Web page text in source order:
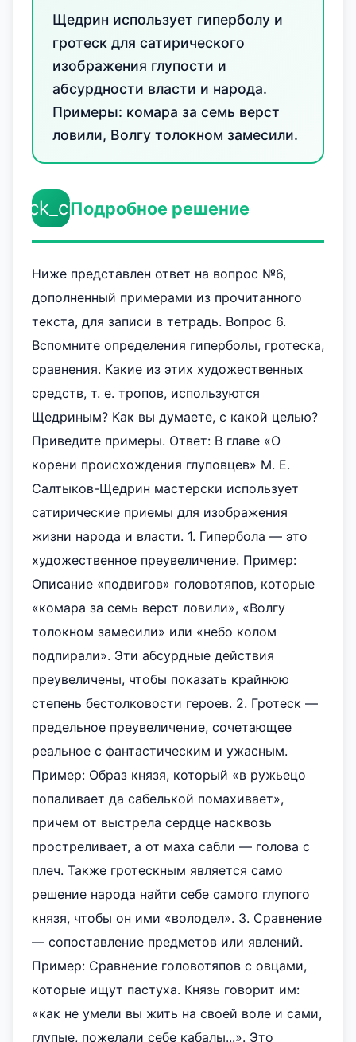
Щедрин использует гиперболу и
гротеск для сатирического
изображения глупости и
абсурдности власти и народа.
Примеры: комара за семь верст
ловили, Волгу толокном замесили.
Подробное решение
Ниже представлен ответ на вопрос №6,
дополненный примерами из прочитанного
текста, для записи в тетрадь. Вопрос 6.
Вспомните определения гиперболы, гротеска,
сравнения. Какие из этих художественных
средств, т. е. тропов, используются
Щедриным? Как вы думаете, с какой целью?
Приведите примеры. Ответ: В главе «О
корени происхождения глуповцев» М. Е.
Салтыков-Щедрин мастерски использует
сатирические приемы для изображения
жизни народа и власти. 1. Гипербола — это
художественное преувеличение. Пример:
Описание «подвигов» головотяпов, которые
«комара за семь верст ловили», «Волгу
толокном замесили» или «небо колом
подпирали». Эти абсурдные действия
преувеличены, чтобы показать крайнюю
степень бестолковости героев. 2. Гротеск —
предельное преувеличение, сочетающее
реальное с фантастическим и ужасным.
Пример: Образ князя, который «в ружьецо
попаливает да сабелькой помахивает»,
причем от выстрела сердце насквозь
простреливает, а от маха сабли — голова с
плеч. Также гротескным является само
решение народа найти себе самого глупого
князя, чтобы он ими «володел». 3. Сравнение
— сопоставление предметов или явлений.
Пример: Сравнение головотяпов с овцами,
которые ищут пастуха. Князь говорит им:
«как не умели вы жить на своей воле и сами,
глупые, пожелали себе кабалы...». Это